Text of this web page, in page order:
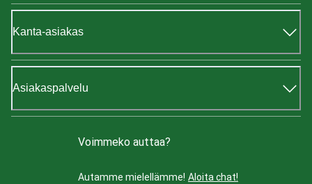
Kanta-asiakas
Asiakaspalvelu
Voimmeko auttaa?
Autamme mielellämme! Aloita chat!